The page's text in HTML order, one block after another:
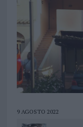
9 AGOSTO 2022